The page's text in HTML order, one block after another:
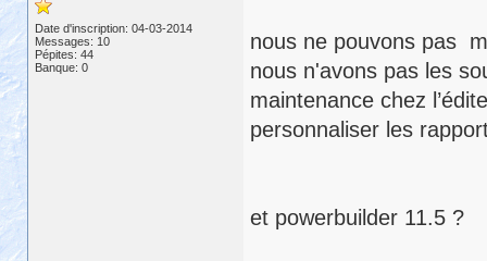
Date d'inscription: 04-03-2014
Messages: 10
Pépites: 44
Banque: 0
nous ne pouvons pas
nous n'avons pas les
maintenance chez
personnaliser les
et powerbuilder 11.5 ?